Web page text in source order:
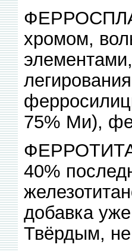
хромом,
75% Ми),
40%
добавка
Твёрдым,